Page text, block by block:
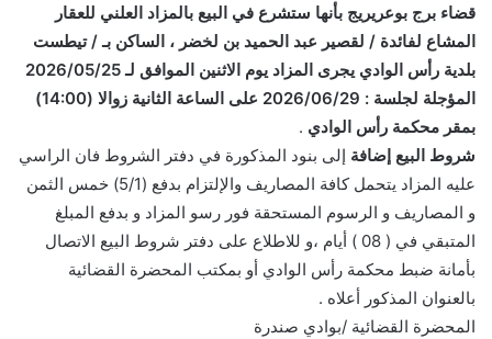
قضاء برج بوعريريج بأنها ستشرع في البيع بالمزاد العلني للعقار
المشاع لفائدة / لقصير عبد الحميد بن لخضر ، الساكن بـ / تيطست
بلدية رأس الوادي
يجرى المزاد يوم الاثنين الموافق لـ 2026/05/25
المؤجلة لجلسة : 2026/06/29 على الساعة الثانية زوالا (14:00)
بمقر محكمة رأس الوادي .
شروط البيع إضافة إلى بنود المذكورة في دفتر الشروط فان الراسي
عليه المزاد يتحمل كافة المصاريف والإلتزام بدفع (5/1) خمس الثمن
و المصاريف و الرسوم المستحقة فور رسو المزاد و بدفع المبلغ
المتبقي في ( 08 ) أيام ،و للاطلاع على دفتر شروط البيع الاتصال
بأمانة ضبط محكمة رأس الوادي أو بمكتب المحضرة القضائية
بالعنوان المذكور أعلاه .
المحضرة القضائية /بوادي صندرة